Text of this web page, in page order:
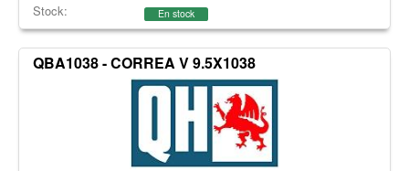
Stock: En stock
QBA1038 - CORREA V 9.5X1038